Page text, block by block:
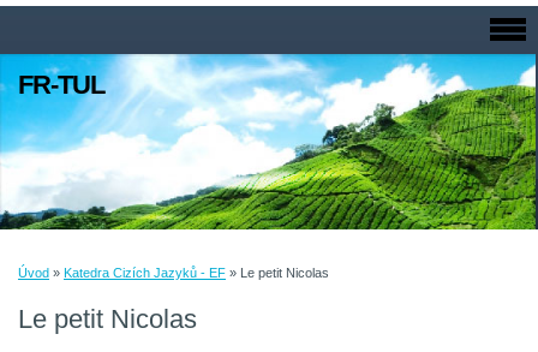
FR-TUL
Úvod » Katedra Cizích Jazyků - EF » Le petit Nicolas
Le petit Nicolas